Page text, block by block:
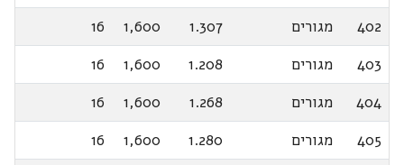
402
מגורים 1.307
1,600
16
403
מגורים 1.208
1,600
16
404
מגורים 1.268
1,600
16
405
מגורים 1.280
1,600
16